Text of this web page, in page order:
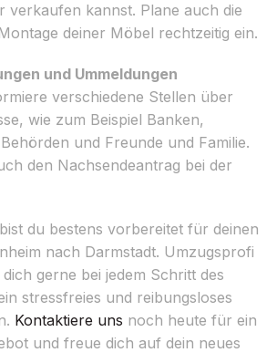
verkaufen kannst. Plane auch die
deiner Möbel rechtzeitig ein.
und Ummeldungen
verschiedene Stellen über
wie zum Beispiel Banken,
und Freunde und Familie.
den Nachsendeantrag bei der
du bestens vorbereitet für deinen
nach Darmstadt. Umzugsprofi
gerne bei jedem Schritt des
stressfreies und reibungsloses
Kontaktiere uns noch heute für ein
und freue dich auf dein neues